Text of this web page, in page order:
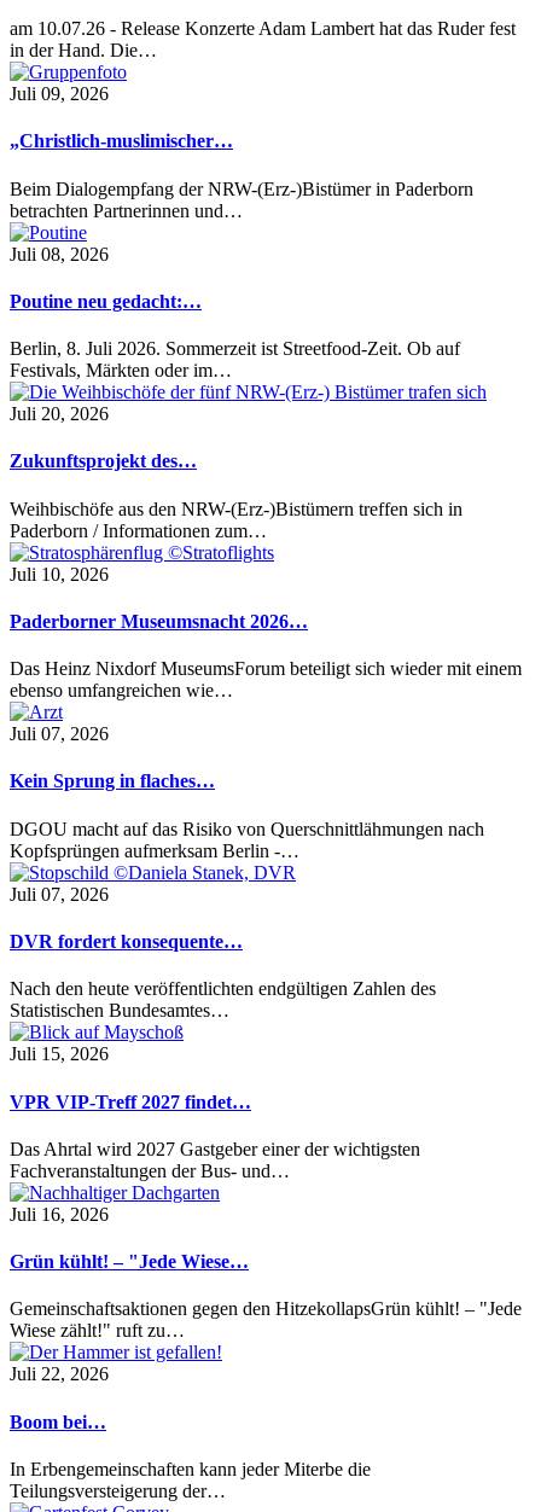
am 10.07.26 - Release Konzerte Adam Lambert hat das Ruder fest
in der Hand. Die…
Juli 09, 2026
„Christlich-muslimischer…
Beim Dialogempfang der NRW-(Erz-)Bistümer in Paderborn
betrachten Partnerinnen und…
Juli 08, 2026
Poutine neu gedacht:…
Berlin, 8. Juli 2026. Sommerzeit ist Streetfood-Zeit. Ob auf
Festivals, Märkten oder im…
Juli 20, 2026
Zukunftsprojekt des…
Weihbischöfe aus den NRW-(Erz-)Bistümern treffen sich in
Paderborn / Informationen zum…
Juli 10, 2026
Paderborner Museumsnacht 2026…
Das Heinz Nixdorf MuseumsForum beteiligt sich wieder mit einem
ebenso umfangreichen wie…
Juli 07, 2026
Kein Sprung in flaches…
DGOU macht auf das Risiko von Querschnittlähmungen nach
Kopfsprüngen aufmerksam Berlin -…
Juli 07, 2026
DVR fordert konsequente…
Nach den heute veröffentlichten endgültigen Zahlen des
Statistischen Bundesamtes…
Juli 15, 2026
VPR VIP-Treff 2027 findet…
Das Ahrtal wird 2027 Gastgeber einer der wichtigsten
Fachveranstaltungen der Bus- und…
Juli 16, 2026
Grün kühlt! – "Jede Wiese…
Gemeinschaftsaktionen gegen den HitzekollapsGrün kühlt! – "Jede
Wiese zählt!" ruft zu…
Juli 22, 2026
Boom bei…
In Erbengemeinschaften kann jeder Miterbe die
Teilungsversteigerung der…